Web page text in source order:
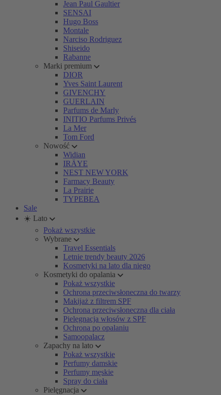
Jean Paul Gaultier
SENSAI
Hugo Boss
Montale
Narciso Rodriguez
Shiseido
Rabanne
Marki premium
DIOR
Yves Saint Laurent
GIVENCHY
GUERLAIN
Parfums de Marly
INITIO Parfums Privés
La Mer
Tom Ford
Nowość
Widian
IRÄYE
NEST NEW YORK
Farmacy Beauty
La Prairie
TYPEBEA
Sale
☀️ Lato
Pokaż wszystkie
Wybrane
Travel Essentials
Letnie trendy beauty 2026
Kosmetyki na lato dla niego
Kosmetyki do opalania
Pokaż wszystkie
Ochrona przeciwsłoneczna do twarzy
Makijaż z filtrem SPF
Ochrona przeciwsłoneczna dla ciała
Pielęgnacja włosów z SPF
Ochrona po opalaniu
Samoopalacz
Zapachy na lato
Pokaż wszystkie
Perfumy damskie
Perfumy męskie
Spray do ciała
Pielęgnacja